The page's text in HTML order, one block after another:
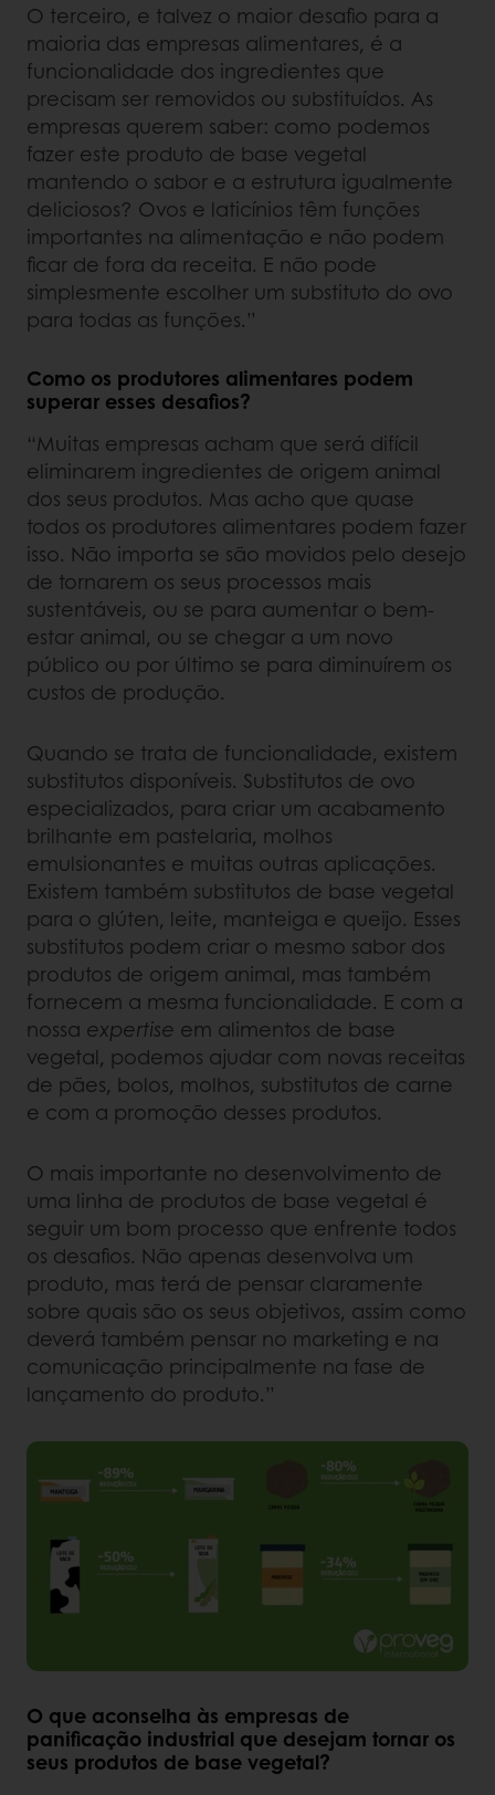
O terceiro, e talvez o maior desafio para a
maioria das empresas alimentares, é a
funcionalidade dos ingredientes que
precisam ser removidos ou substituídos. As
empresas querem saber: como podemos
fazer este produto de base vegetal
mantendo o sabor e a estrutura igualmente
deliciosos? Ovos e laticínios têm funções
importantes na alimentação e não podem
ficar de fora da receita. E não pode
simplesmente escolher um substituto do ovo
para todas as funções.”
Como os produtores alimentares podem
superar esses desafios?
“Muitas empresas acham que será difícil
eliminarem ingredientes de origem animal
dos seus produtos. Mas acho que quase
todos os produtores alimentares podem fazer
isso. Não importa se são movidos pelo desejo
de tornarem os seus processos mais
sustentáveis, ou se para aumentar o bem-
estar animal, ou se chegar a um novo
público ou por último se para diminuírem os
custos de produção.
Quando se trata de funcionalidade, existem
substitutos disponíveis. Substitutos de ovo
especializados, para criar um acabamento
brilhante em pastelaria, molhos
emulsionantes e muitas outras aplicações.
Existem também substitutos de base vegetal
para o glúten, leite, manteiga e queijo. Esses
substitutos podem criar o mesmo sabor dos
produtos de origem animal, mas também
fornecem a mesma funcionalidade. E com a
nossa expertise em alimentos de base
vegetal, podemos ajudar com novas receitas
de pães, bolos, molhos, substitutos de carne
e com a promoção desses produtos.
O mais importante no desenvolvimento de
uma linha de produtos de base vegetal é
seguir um bom processo que enfrente todos
os desafios. Não apenas desenvolva um
produto, mas terá de pensar claramente
sobre quais são os seus objetivos, assim como
deverá também pensar no marketing e na
comunicação principalmente na fase de
lançamento do produto.”
O que aconselha às empresas de
panificação industrial que desejam tornar os
seus produtos de base vegetal?